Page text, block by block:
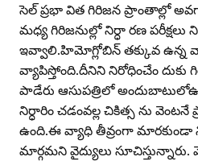
సెల్‌ ప్రభా విత గిరిజన ప్రాంతాల్లో
మధ్య గిరిజనుల్లో నిర్ధా రణ
ఇవ్వాలి.హిమోగ్లోబిన్‌ తక్కువ ఉన్న
వ్యాపిస్తోంది.దీనిని నిరోధించేం దుకు
పాడేరు ఆసుపత్రిలో
నిర్ధారిం చడంవల్ల చికిత్స ను
ఉంది.ఈ వ్యాధి తీవ్రంగా
మార్గమని వైద్యులు